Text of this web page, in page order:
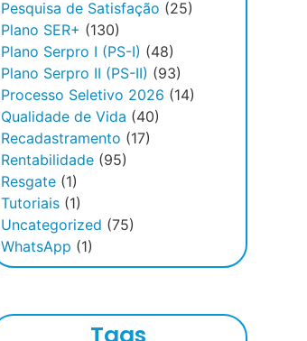
Pesquisa de Satisfação (25)
Plano SER+ (130)
Plano Serpro I (PS-I) (48)
Plano Serpro II (PS-II) (93)
Processo Seletivo 2026 (14)
Qualidade de Vida (40)
Recadastramento (17)
Rentabilidade(95)
Resgate(1)
Tutoriais(1)
Uncategorized (75)
WhatsApp (1)